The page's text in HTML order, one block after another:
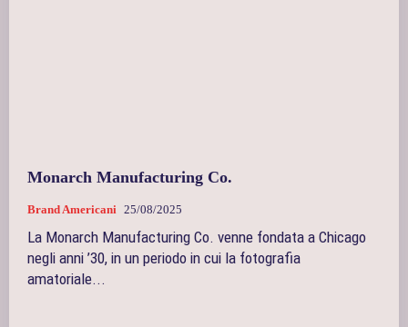
Monarch Manufacturing Co.
Brand Americani 25/08/2025
La Monarch Manufacturing Co. venne fondata a Chicago
negli anni ’30, in un periodo in cui la fotografia
amatoriale...